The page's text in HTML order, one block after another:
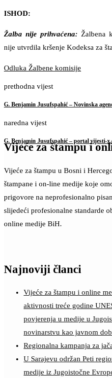
ISHOD:
Žalba nije prihvaćena: Žalbena
nije utvrdila kršenje Kodeksa za
Odluka Žalbene komisije
prethodna vijest
G. Benjamin Jusufspahić – Novinska
naredna vijest
G. Benjamin Jusufspahić – portal vijesti-
Vijeće za štampu i
Vijeće za štampu u Bosni i
štampane i on-line medije koje
prigovore na neprofesionalno
slijedeći profesionalne standarde
online medije BiH.
Najnoviji članci
Vijeće za štampu i online
aktivnosti treće godine
povjerenja u medije u
novinarstvu kao javnom
Regionalna kampanja za
U Sarajevu održan Peti
medije iz Jugoistočne